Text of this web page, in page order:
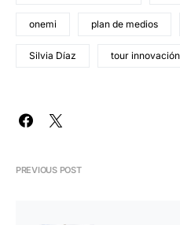
onemi plan de medios
Silvia Díaz tour innovación
PREVIOUS POST